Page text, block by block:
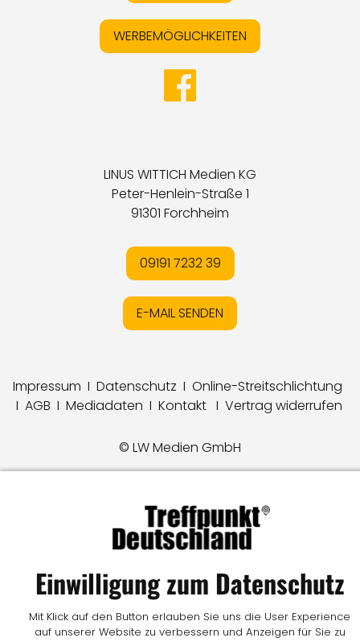
WERBEMÖGLICHKEITEN
LINUS WITTICH Medien KG
Peter-Henlein-Straße 1
91301 Forchheim
09191 7232 39
E-MAIL SENDEN
Impressum I Datenschutz I Online-Streitschlichtung
I AGB I Mediadaten I Kontakt I Vertrag widerrufen
© LW Medien GmbH
Einwilligung zum Datenschutz
Mit Klick auf den Button erlauben Sie uns die User Experience
auf unserer Website zu verbessern und Anzeigen für Sie zu